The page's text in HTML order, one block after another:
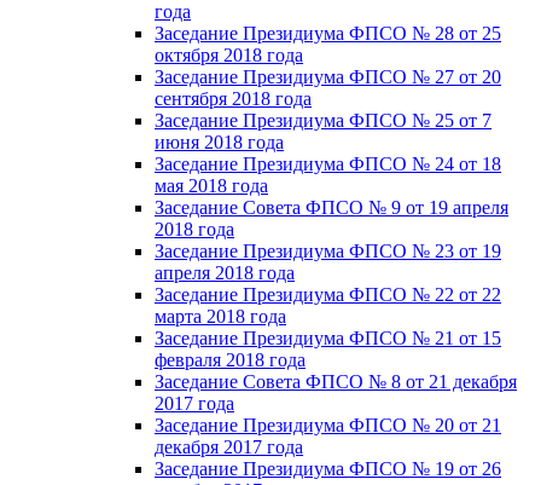
года
Заседание Президиума ФПСО № 28 от 25
октября 2018 года
Заседание Президиума ФПСО № 27 от 20
сентября 2018 года
Заседание Президиума ФПСО № 25 от 7
июня 2018 года
Заседание Президиума ФПСО № 24 от 18
мая 2018 года
Заседание Совета ФПСО № 9 от 19 апреля
2018 года
Заседание Президиума ФПСО № 23 от 19
апреля 2018 года
Заседание Президиума ФПСО № 22 от 22
марта 2018 года
Заседание Президиума ФПСО № 21 от 15
февраля 2018 года
Заседание Совета ФПСО № 8 от 21 декабря
2017 года
Заседание Президиума ФПСО № 20 от 21
декабря 2017 года
Заседание Президиума ФПСО № 19 от 26